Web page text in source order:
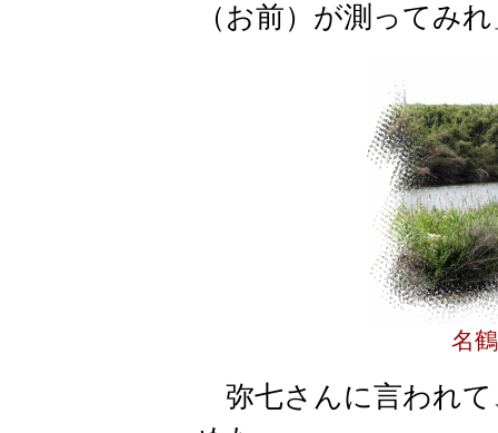
（お前）が測ってみ
名
弥七さんに言われて